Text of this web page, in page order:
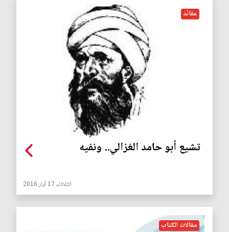
عقائد
تشيع أبو حامد الغزالي.. ونفيه
الثلاثاء 17 آيار 2016
مقالات الكتاب